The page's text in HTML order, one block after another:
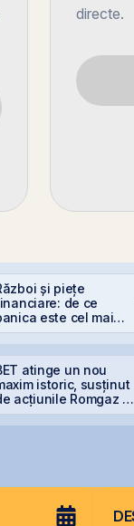
directe.
și piețe
de ce
este cel mai
sfat
atinge un nou
istoric, susținut
acțiunile Romgaz și